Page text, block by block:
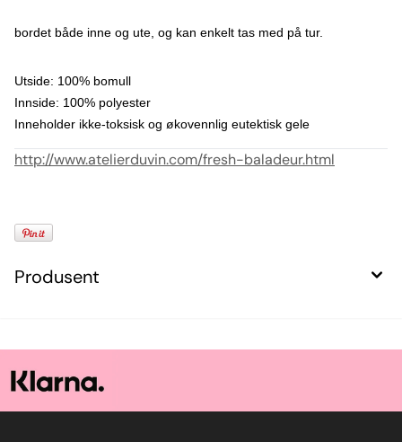
bordet både inne og ute, og kan enkelt tas med på tur.
Utside: 100% bomull
Innside: 100% polyester
Inneholder ikke-toksisk og økovennlig eutektisk gele
http://www.atelierduvin.com/fresh-baladeur.html
Produsent